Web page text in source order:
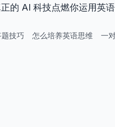
的 AI 科技点燃你运用英语
技巧 怎么培养英语思维 一